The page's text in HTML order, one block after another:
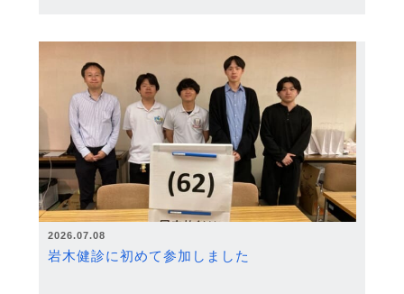
2026.07.08
岩木健診に初めて参加しました